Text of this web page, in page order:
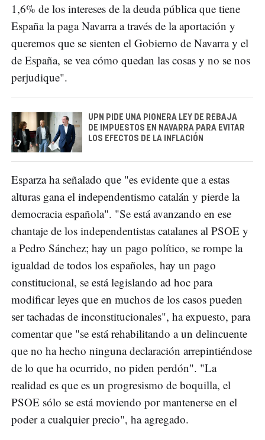
1,6% de los intereses de la deuda pública que tiene
España la paga Navarra a través de la aportación y
queremos que se sienten el Gobierno de Navarra y el
de España, se vea cómo quedan las cosas y no se nos
perjudique".
UPN PIDE UNA PIONERA LEY DE REBAJA
DE IMPUESTOS EN NAVARRA PARA EVITAR
LOS EFECTOS DE LA INFLACIÓN
Esparza ha señalado que "es evidente que a estas
alturas gana el independentismo catalán y pierde la
democracia española". "Se está avanzando en ese
chantaje de los independentistas catalanes al PSOE y
a Pedro Sánchez; hay un pago político, se rompe la
igualdad de todos los españoles, hay un pago
constitucional, se está legislando ad hoc para
modificar leyes que en muchos de los casos pueden
ser tachadas de inconstitucionales", ha expuesto, para
comentar que "se está rehabilitando a un delincuente
que no ha hecho ninguna declaración arrepintiéndose
de lo que ha ocurrido, no piden perdón". "La
realidad es que es un progresismo de boquilla, el
PSOE sólo se está moviendo por mantenerse en el
poder a cualquier precio", ha agregado.